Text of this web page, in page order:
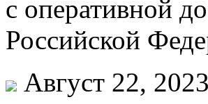
с оперативной
Российской
Август 22, 2023